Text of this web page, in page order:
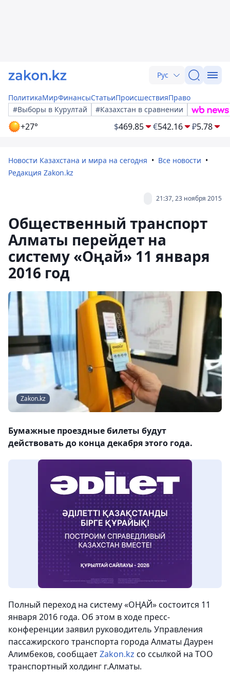
Рус
ПолитикаМирФинансыСтатьиПроисшествияПраво
#Выборы в Курултай
#Казахстан в сравнении
+27° $469.85 €542.16 ₽5.78
Новости Казахстана и мира на сегодня
Все новости
Редакция Zakon.kz
21:37, 23 ноября 2015
Общественный транспорт
Алматы перейдет на
систему «Оңай» 11 января
2016 год
Zakon.kz
Бумажные проездные билеты будут
действовать до конца декабря этого года.
Полный переход на систему «ОҢАЙ» состоится 11
января 2016 года. Об этом в ходе пресс-
конференции заявил руководитель Управления
пассажирского транспорта города Алматы Даурен
Алимбеков, сообщаетZakon.kz со ссылкой на ТОО
транспортный холдинг г.Алматы.